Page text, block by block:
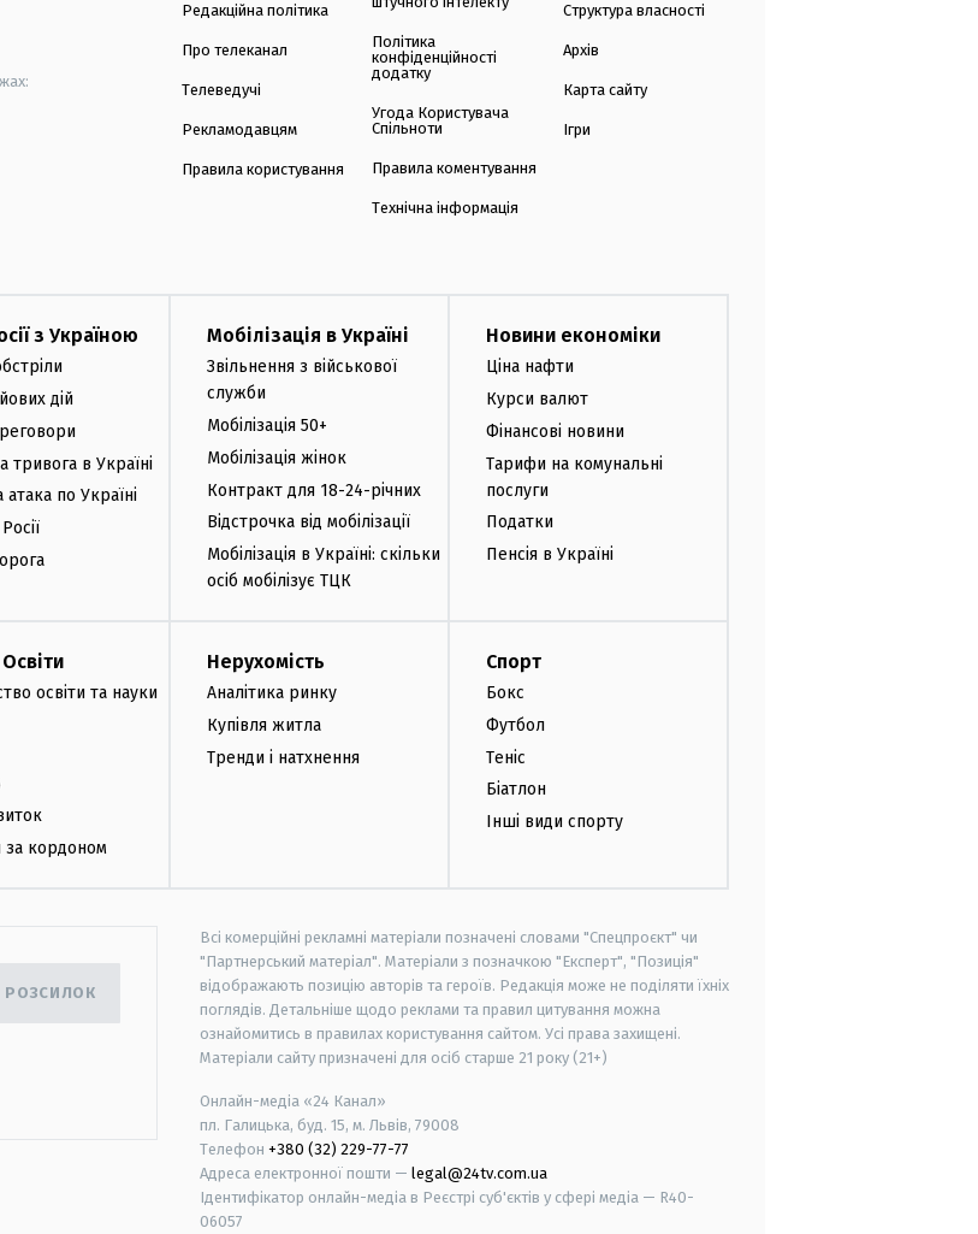
Редакційна політика
Про телеканал
Телеведучі
Рекламодавцям
Правила користування
Політика
конфіденційності
додатку
Угода Користувача
Спільноти
Правила коментування
Технічна інформація
Структура власності
Архів
Карта сайту
Ігри
з Україною
дій
тривога в Україні
по Україні
Мобілізація в Україні
Звільнення з військової
служби
Мобілізація 50+
Мобілізація жінок
Контракт для 18-24-річних
Відстрочка від мобілізації
Мобілізація в Україні: скільки
осіб мобілізує ТЦК
Новини економіки
Ціна нафти
Курси валют
Фінансові новини
Тарифи на комунальні
послуги
Податки
Пенсія в Україні
освіти та науки
за кордоном
Нерухомість
Аналітика ринку
Купівля житла
Тренди і натхнення
Спорт
Бокс
Футбол
Теніс
Біатлон
Інші види спорту
РОЗСИЛОК
Всі комерційні рекламні матеріали позначені словами "Спецпроєкт" чи
"Партнерський матеріал". Матеріали з позначкою "Експерт", "Позиція"
відображають позицію авторів та героїв. Редакція може не поділяти їхніх
поглядів. Детальніше щодо реклами та правил цитування можна
ознайомитись в правилах користування сайтом. Усі права захищені.
Матеріали сайту призначені для осіб старше 21 року (21+)
Онлайн-медіа «24 Канал»
пл. Галицька, буд. 15, м. Львів, 79008
Телефон +380 (32) 229-77-77
Адреса електронної пошти — legal@24tv.com.ua
Ідентифікатор онлайн-медіа в Реєстрі суб'єктів у сфері медіа — R40-
06057